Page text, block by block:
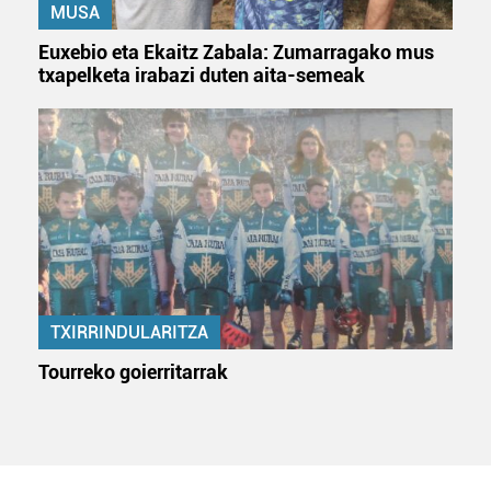
MUSA
Euxebio eta Ekaitz Zabala: Zumarragako mus
txapelketa irabazi duten aita-semeak
TXIRRINDULARITZA
Tourreko goierritarrak